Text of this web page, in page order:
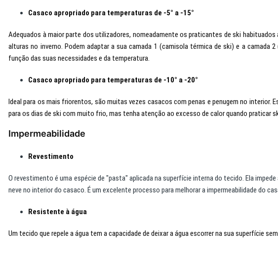
Casaco apropriado para temperaturas de -5° a -15°
Adequados à maior parte dos utilizadores, nomeadamente os praticantes de ski
alturas no inverno. Podem adaptar a sua camada 1 (camisola térmica de ski) e a camada
função das suas necessidades e da temperatura.
Casaco apropriado para temperaturas de -10° a -20°
Ideal para os mais friorentos, são muitas vezes casacos com penas e penugem no interior.
para os dias de ski com muito frio, mas tenha atenção ao excesso de calor quando praticar
Impermeabilidade
Revestimento
O revestimento é uma espécie de "pasta" aplicada na superfície interna do tecido. Ela impede
neve no interior do casaco. É um excelente processo para melhorar a impermeabilidade do
Resistente à água
Um tecido que repele a água tem a capacidade de deixar a água escorrer na sua superfície